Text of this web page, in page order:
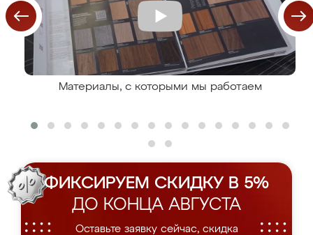
Материалы, с которыми мы работаем
ФИКСИРУЕМ СКИДКУ В 5%
ДО КОНЦА АВГУСТА
Оставьте заявку сейчас, скидка